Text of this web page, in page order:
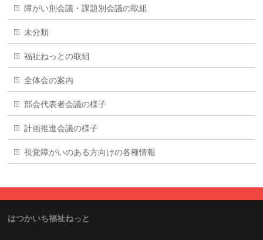
障がい別会議・課題別会議の取組
未分類
福祉ねっとの取組
全体会の案内
部会代表者会議の様子
計画推進会議の様子
視覚障がいのある方向けの各種情報
はつかいち福祉ねっと